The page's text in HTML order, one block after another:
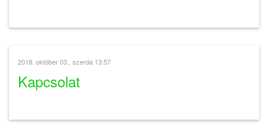
2018. október 03., szerda 13:57
Kapcsolat